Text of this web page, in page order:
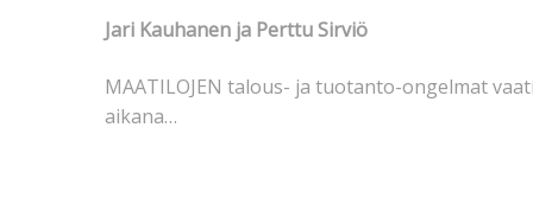
Jari Kauhanen ja Perttu Sirviö
MAATILOJEN talous- ja tuotanto-ongelmat
aikana…